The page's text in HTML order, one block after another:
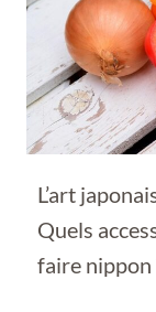
L’art
Quels
faire nippon